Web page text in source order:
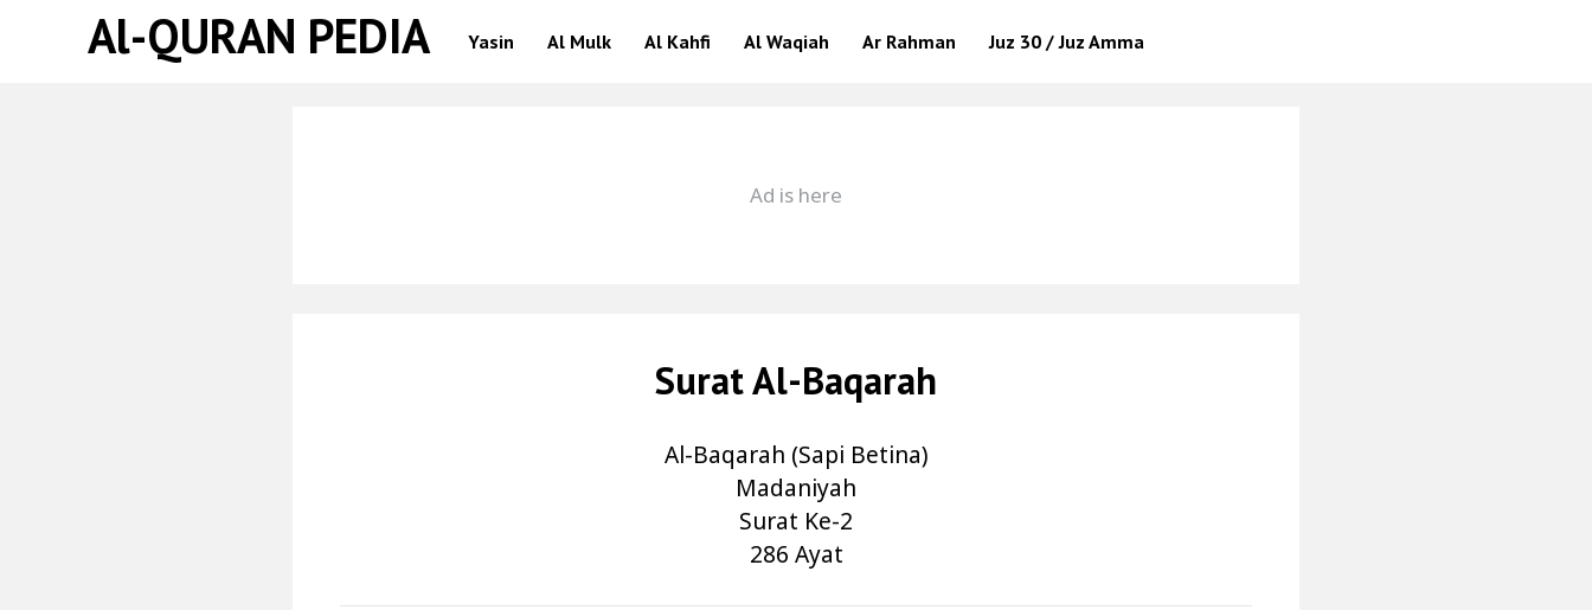
Al-QURAN PEDIA Yasin Al Mulk Al Kahfi Al Waqiah Ar Rahman Juz 30 / Juz Amma
Surat Al-Baqarah
Al-Baqarah (Sapi Betina)
Madaniyah
Surat Ke-2
286 Ayat